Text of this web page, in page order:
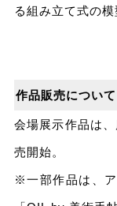
る組み⽴て式の模
作品販売について
会場展⽰作品は
売開始。
※⼀部作品は、